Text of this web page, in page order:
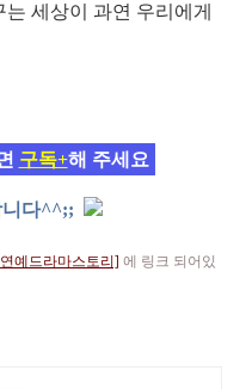
세상이 과연 우리에게
구독+해 주세요
니다^^;;
예드라마스토리] 에 링크 되어있